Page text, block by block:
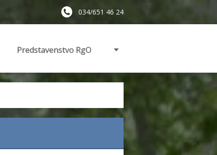
034/651 46 24
Predstavenstvo RgO